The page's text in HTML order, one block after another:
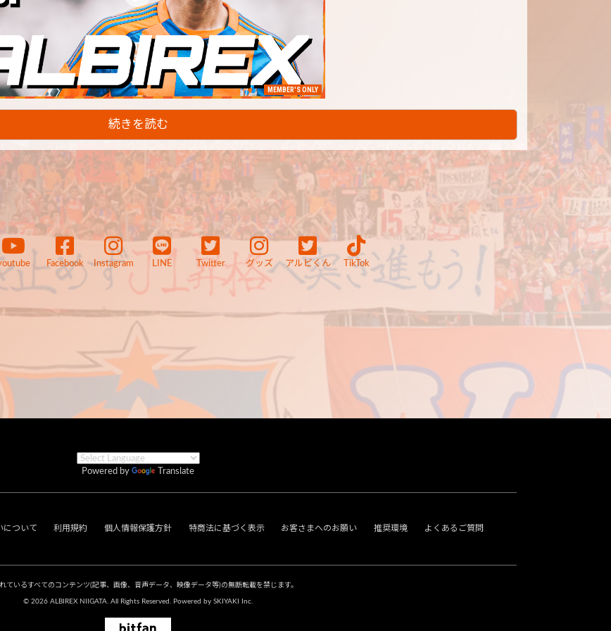
MEMBER'S ONLY
続きを読む
Facebook Instagram LINE Twitter グッズ アルビくん TikTok
Powered by Translate
について 利用規約 個人情報保護方針 特商法に基づく表示 お客さまへのお願い 推奨環境 よくあるご質問
ているすべてのコンテンツ(記事、画像、音声データ、映像データ等)の無断転載を禁じます。
© 2026 ALBIREX NIIGATA. All Rights Reserved. Powered by SKIYAKI Inc.